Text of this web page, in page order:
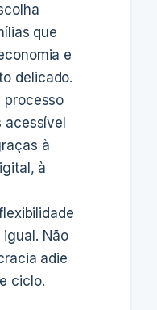
que
e
delicado.
processo
acessível
à
à
Não
adie
ciclo.